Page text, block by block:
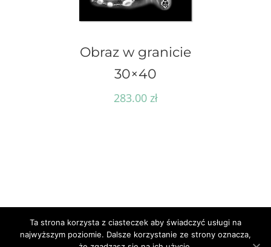
Obraz w granicie
30×40
283.00 zł
© Cyberlab.pl -2026 | Wszelkie prawa
Ta strona korzysta z ciasteczek aby świadczyć usługi na
najwyższym poziomie. Dalsze korzystanie ze strony oznacza,